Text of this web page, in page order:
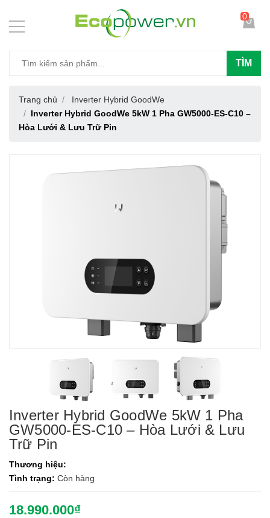
TÌM
0
Trang chủ
Inverter Hybrid GoodWe
Inverter Hybrid GoodWe 5kW 1 Pha GW5000-ES-C10 –
Hòa Lưới & Lưu Trữ Pin
Inverter Hybrid GoodWe 5kW 1 Pha
GW5000-ES-C10 – Hòa Lưới & Lưu
Trữ Pin
Thương hiệu:
Tình trạng: Còn hàng
18.990.000₫